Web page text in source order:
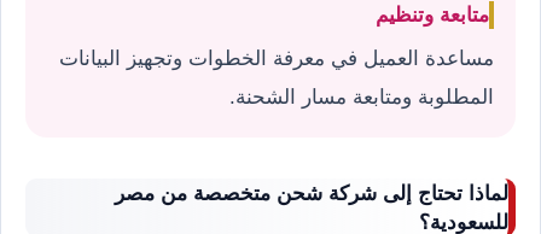
متابعة وتنظيم
مساعدة العميل في معرفة الخطوات وتجهيز البيانات
المطلوبة ومتابعة مسار الشحنة.
لماذا تحتاج إلى شركة شحن متخصصة من مصر
للسعودية؟